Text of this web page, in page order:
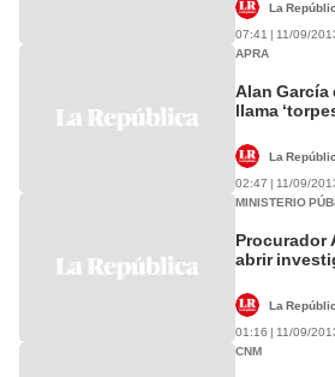
La
07:41 | 11/09/
APRA
Alan García
llama
La
02:47 | 11/09/
MINISTERIO
Procurador
abrir
La
01:16 | 11/09/
CNM